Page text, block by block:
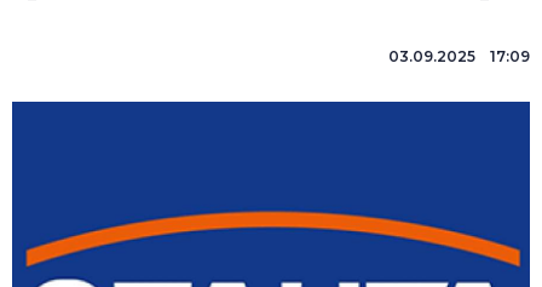
03.09.2025 17:09